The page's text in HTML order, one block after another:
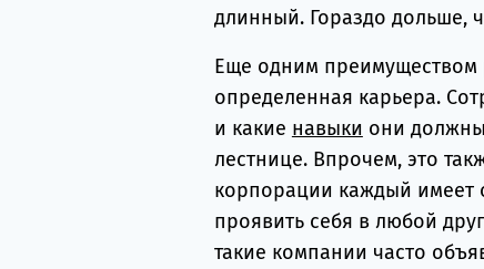
длинный. Гораздо дольше,
Еще одним преимуществом
определенная карьера.
и какие навыки они
лестнице. Впрочем, это
корпорации каждый имеет
проявить себя в любой
такие компании часто